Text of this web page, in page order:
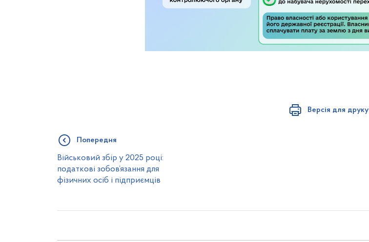
Версія для друку
Попередня
Військовий збір у 2025 році:
податкові зобов’язання для
фізичних осіб і підприємців